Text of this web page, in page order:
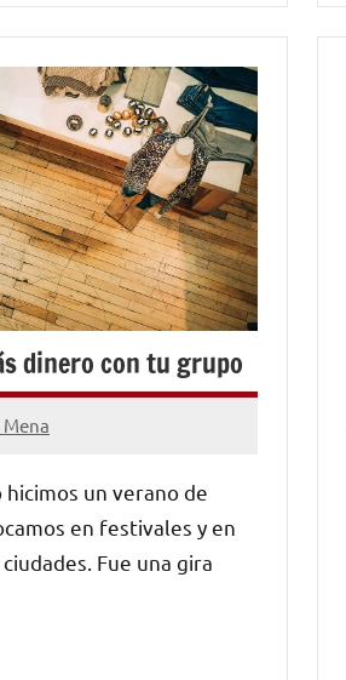
dinero con tu grupo
un verano de
en festivales y en
Fue una gira